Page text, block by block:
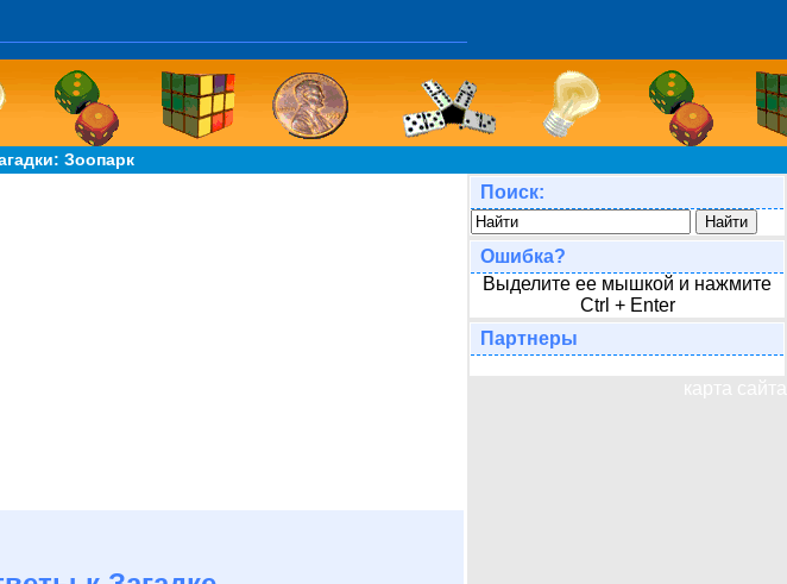
Зоопарк
Поиск:
Ошибка?
Выделите ее мышкой и нажмите
Ctrl + Enter
Партнеры